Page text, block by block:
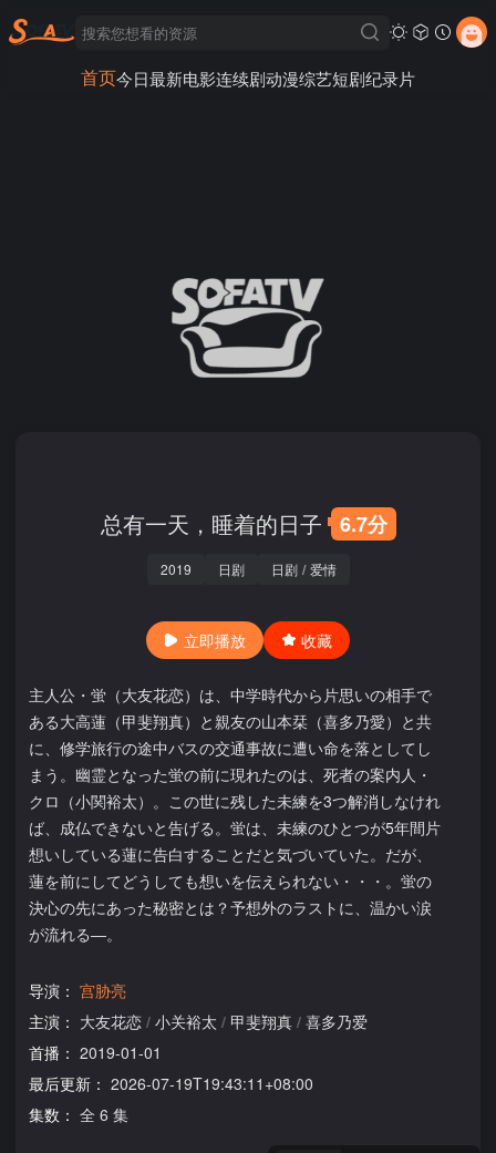
首页今日最新电影连续剧动漫综艺短剧纪录片
总有一天，睡着的日子 6.7分
2019 日剧 日剧 / 爱情
立即播放 收藏
主人公・蛍（大友花恋）は、中学時代から片思いの相手で
ある大高蓮（甲斐翔真）と親友の山本栞（喜多乃愛）と共
に、修学旅行の途中バスの交通事故に遭い命を落としてし
まう。幽霊となった蛍の前に現れたのは、死者の案内人・
クロ（小関裕太）。この世に残した未練を3つ解消しなけれ
ば、成仏できないと告げる。蛍は、未練のひとつが5年間片
想いしている蓮に告白することだと気づいていた。だが、
蓮を前にしてどうしても想いを伝えられない・・・。蛍の
決心の先にあった秘密とは？予想外のラストに、温かい涙
が流れる―。
导演： 宫胁亮
主演： 大友花恋 / 小关裕太 / 甲斐翔真 / 喜多乃爱
首播： 2019-01-01
最后更新： 2026-07-19T19:43:11+08:00
集数： 全 6 集